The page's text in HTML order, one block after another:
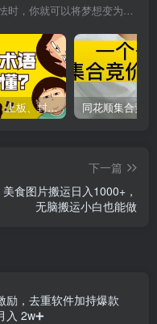
当你的信念强于你的胆怯时，你就可以将梦想变为现实了
股票打板、上板、封板、翘板、炸板是什么意思？炒股你必须懂的暗语！
下一篇
美食图片搬运日入1000+，
无脑搬运小白也能做
励，去重软件加持爆款
入 2w➕